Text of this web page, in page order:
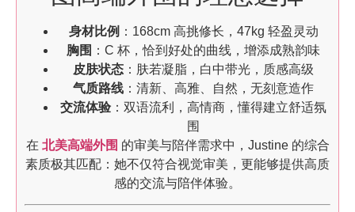
身材比例 ：168cm 高挑修长，47kg 轻盈灵动
胸围 ：C 杯，恰到好处的曲线，增添成熟韵味
皮肤状态 ：肤若凝脂，白中带光，质感高级
气质路线 ：清新、高雅、自然，无刻意造作
交流体验 ：双语流利，高情商，懂得建立舒适氛
围
在 北美高端外围 的审美与陪伴需求中，Justine 的综合
素质极其匹配：她不仅符合视觉审美，更能够提供高质
感的交流与陪伴体验。